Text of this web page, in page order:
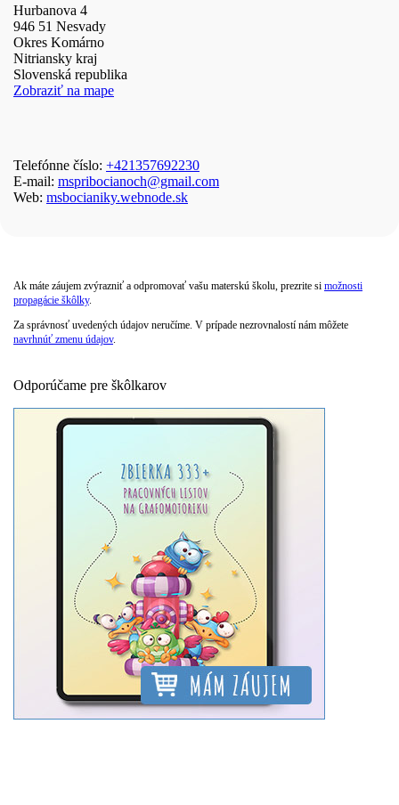
Hurbanova 4
946 51 Nesvady
Okres Komárno
Nitriansky kraj
Slovenská republika
Zobraziť na mape
Telefónne číslo: +421357692230
E-mail: mspribocianoch@gmail.com
Web: msbocianiky.webnode.sk
Ak máte záujem zvýrazniť a odpromovať vašu materskú školu, prezrite si možnosti
propagácie škôlky.
Za správnosť uvedených údajov neručíme. V prípade nezrovnalostí nám môžete
navrhnúť zmenu údajov.
Odporúčame pre škôlkarov